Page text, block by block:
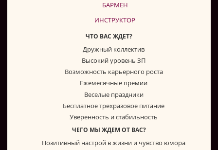
БАРМЕН
ИНСТРУКТОР
ЧТО ВАС ЖДЕТ?
Дружный коллектив
Высокий уровень ЗП
Возможность карьерного роста
Ежемесячные премии
Веселые праздники
Бесплатное трехразовое питание
Уверенность и стабильность
ЧЕГО МЫ ЖДЕМ ОТ ВАС?
Позитивный настрой в жизни и чувство юмора